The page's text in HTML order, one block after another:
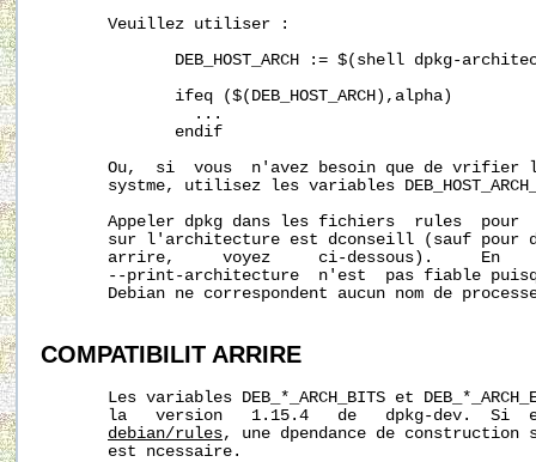
       Veuillez utiliser :
DEB_HOST_ARCH := $(shell dpkg-
              ifeq ($(DEB_HOST_ARCH),alpha)
                ...
              endif
Ou,  si  vous  n'avez besoin que de vrifier
systme, utilisez les variables
Appeler dpkg dans les fichiers  rules  pour
sur l'architecture est dconseill (sauf pour
arrire,     voyez     ci-dessous).     En
--print-architecture  n'est  pas fiable
Debian ne correspondent aucun nom de
COMPATIBILIT ARRIRE
Les variables DEB_*_ARCH_BITS et
la   version   1.15.4   de   dpkg-dev.  Si
debian/rules, une dpendance de
       est ncessaire.